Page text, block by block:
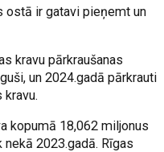
ostā ir gatavi pieņemt un
kravu pārkraušanas
un 2024.gadā pārkrauti
kopumā 18,062 miljonus
nekā 2023.gadā. Rīgas